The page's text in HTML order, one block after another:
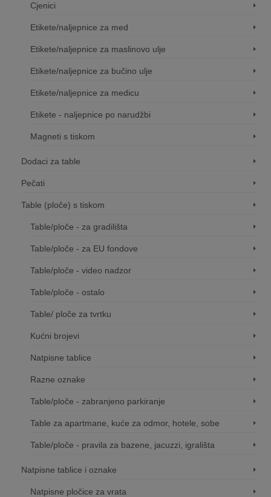
Cjenici
Etikete/naljepnice za med
Etikete/naljepnice za maslinovo ulje
Etikete/naljepnice za bučino ulje
Etikete/naljepnice za medicu
Etikete - naljepnice po narudžbi
Magneti s tiskom
Dodaci za table
Pečati
Table (ploče) s tiskom
Table/ploče - za gradilišta
Table/ploče - za EU fondove
Table/ploče - video nadzor
Table/ploče - ostalo
Table/ ploče za tvrtku
Kućni brojevi
Natpisne tablice
Razne oznake
Table/ploče - zabranjeno parkiranje
Table za apartmane, kuće za odmor, hotele, sobe
Table/ploče - pravila za bazene, jacuzzi, igrališta
Natpisne tablice i oznake
Natpisne pločice za vrata